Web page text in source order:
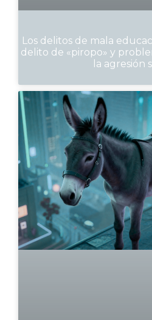
Los delitos de mala
delito de «piropo» y
la agresión